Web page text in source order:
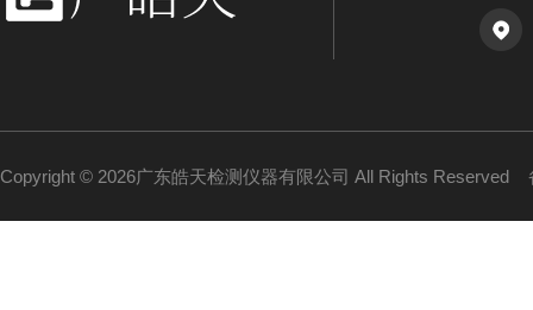
Copyright © 2026广东皓天检测仪器有限公司 All Rights Reserved